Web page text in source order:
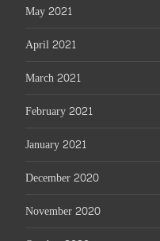
May 2021
April 2021
March 2021
February 2021
January 2021
December 2020
November 2020